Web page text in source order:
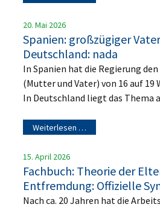
20. Mai 2026
Spanien: großzügiger
Deutschland: nada
In Spanien hat die Regierung
(Mutter und Vater) von 16 auf 19
In Deutschland liegt das Thema
Weiterlesen …
15. April 2026
Fachbuch: Theorie der
Entfremdung: Offizielle
Nach ca. 20 Jahren hat die